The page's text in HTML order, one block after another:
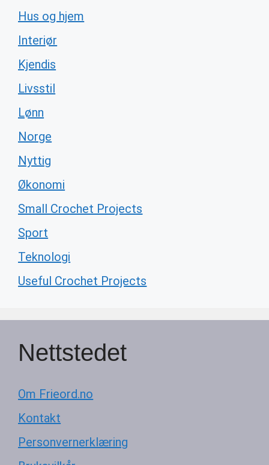
Hus og hjem
Interiør
Kjendis
Livsstil
Lønn
Norge
Nyttig
Økonomi
Small Crochet Projects
Sport
Teknologi
Useful Crochet Projects
Nettstedet
Om Frieord.no
Kontakt
Personvernerklæring